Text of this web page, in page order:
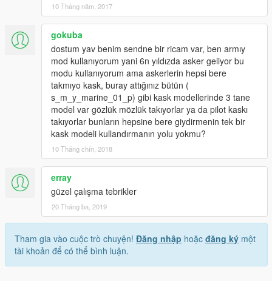
10 Tháng năm, 2017
gokuba
dostum yav benim sendne bir ricam var, ben armıy
mod kullanıyorum yani 6n yıldızda asker geliyor bu
modu kullanıyorum ama askerlerin hepsi bere
takmıyo kask, buray attığınız bütün (
s_m_y_marine_01_p) gibi kask modellerinde 3 tane
model var gözlük mözlük takıyorlar ya da pilot kaskı
takıyorlar bunların hepsine bere giydirmenin tek bir
kask modeli kullandırmanın yolu yokmu?
10 Tháng chín, 2018
erray
güzel çalışma tebrikler
20 Tháng ba, 2019
Tham gia vào cuộc trò chuyện! Đăng nhập hoặc đăng ký một
tài khoản để có thể bình luận.